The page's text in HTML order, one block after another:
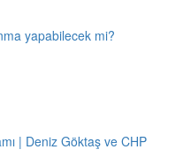
yapabilecek mi?
| Deniz Göktaş ve CHP